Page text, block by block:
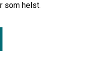
som helst.